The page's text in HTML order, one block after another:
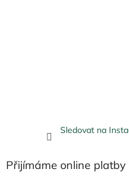
Sledovat na
Přijímáme online platby